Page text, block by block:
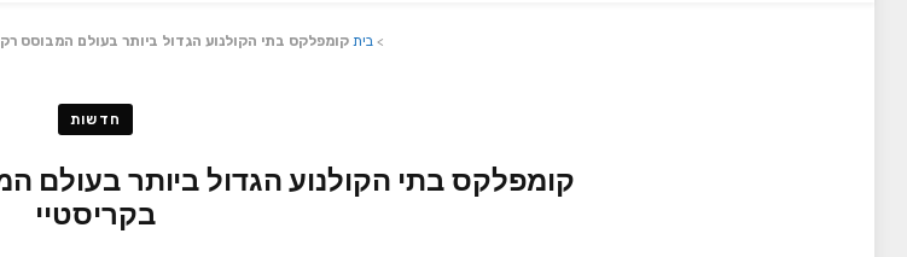
>בית קומפלקס בתי הקולנוע הגדול ביותר בעולם המבוסס רק
חדשות
קומפלקס בתי הקולנוע הגדול ביותר בעולם
בקריסטיי